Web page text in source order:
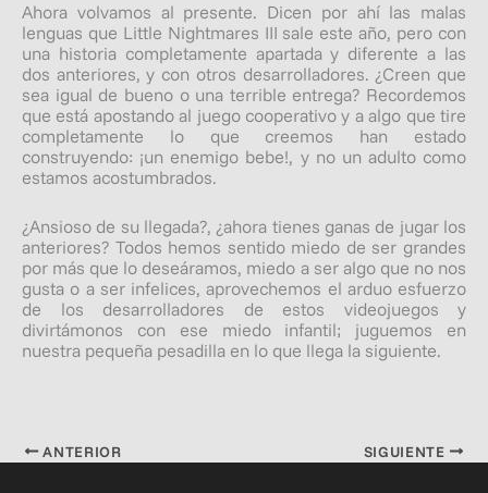
Ahora volvamos al presente. Dicen por ahí las malas
lenguas que Little Nightmares III sale este año, pero con
una historia completamente apartada y diferente a las
dos anteriores, y con otros desarrolladores. ¿Creen que
sea igual de bueno o una terrible entrega? Recordemos
que está apostando al juego cooperativo y a algo que tire
completamente lo que creemos han estado
construyendo: ¡un enemigo bebe!, y no un adulto como
estamos acostumbrados.
¿Ansioso de su llegada?, ¿ahora tienes ganas de jugar los
anteriores? Todos hemos sentido miedo de ser grandes
por más que lo deseáramos, miedo a ser algo que no nos
gusta o a ser infelices, aprovechemos el arduo esfuerzo
de los desarrolladores de estos videojuegos y
divirtámonos con ese miedo infantil; juguemos en
nuestra pequeña pesadilla en lo que llega la siguiente.
ANTERIOR SIGUIENTE